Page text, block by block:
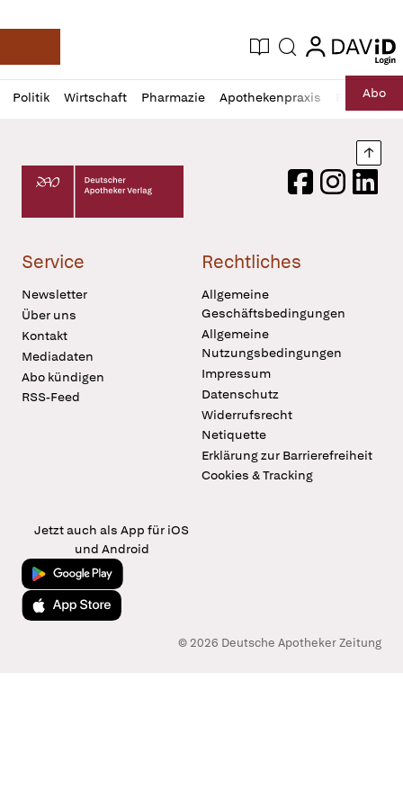
Deutsche Apotheker Zeitung
Aktuelle Ausgabe
Suche login
login
Politik Wirtschaft Pharmazie Apothekenpraxis RechtAbo
Profil
öffnen
Daz
Pur
Deutscher Apotheker Verlag Logo
FacebookInstagram
Service
Newsletter
Über uns
Kontakt
Mediadaten
Abo kündigen
RSS-Feed
Rechtliches
Allgemeine
Geschäftsbedingungen
Allgemeine
Nutzungsbedingungen
Impressum
Datenschutz
Widerrufsrecht
Netiquette
Erklärung zur Barrierefreiheit
Cookies & Tracking
Jetzt auch als App für iOS
und Android
Jetzt bei Google Play
Laden im App Store
© 2026 Deutsche Apotheker Zeitung